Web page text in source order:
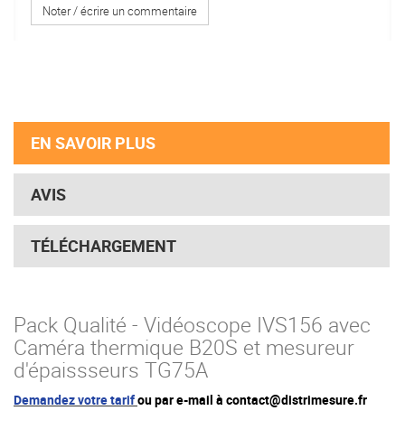
Noter / écrire un commentaire
EN SAVOIR PLUS
AVIS
TÉLÉCHARGEMENT
Pack Qualité - Vidéoscope IVS156 avec
Caméra thermique B20S et mesureur
d'épaissseurs TG75A
Demandez votre tarifou par e-mail à contact@distrimesure.fr